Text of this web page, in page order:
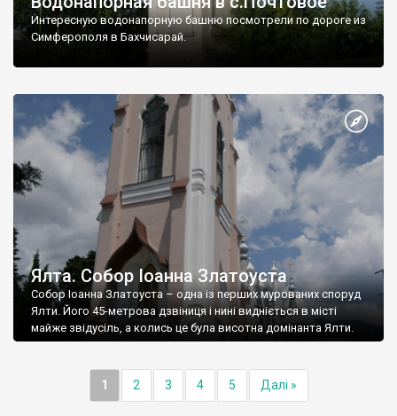
Интересную водонапорную башню посмотрели по дороге из
Симферополя в Бахчисарай.
Ялта. Собор Іоанна Златоуста
Собор Іоанна Златоуста – одна із перших мурованих споруд
Ялти. Його 45-метрова дзвіниця і нині видніється в місті
майже звідусіль, а колись це була висотна домінанта Ялти.
1 2 3 4 5 Далі »